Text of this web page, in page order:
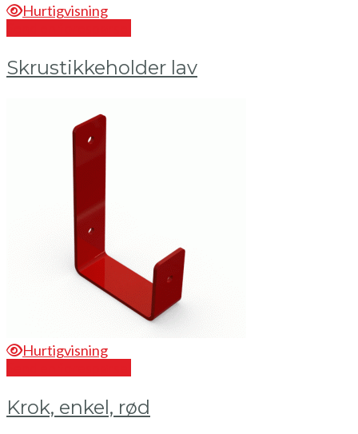
Hurtigvisning
Skrustikkeholder lav
Hurtigvisning
Krok, enkel, rød